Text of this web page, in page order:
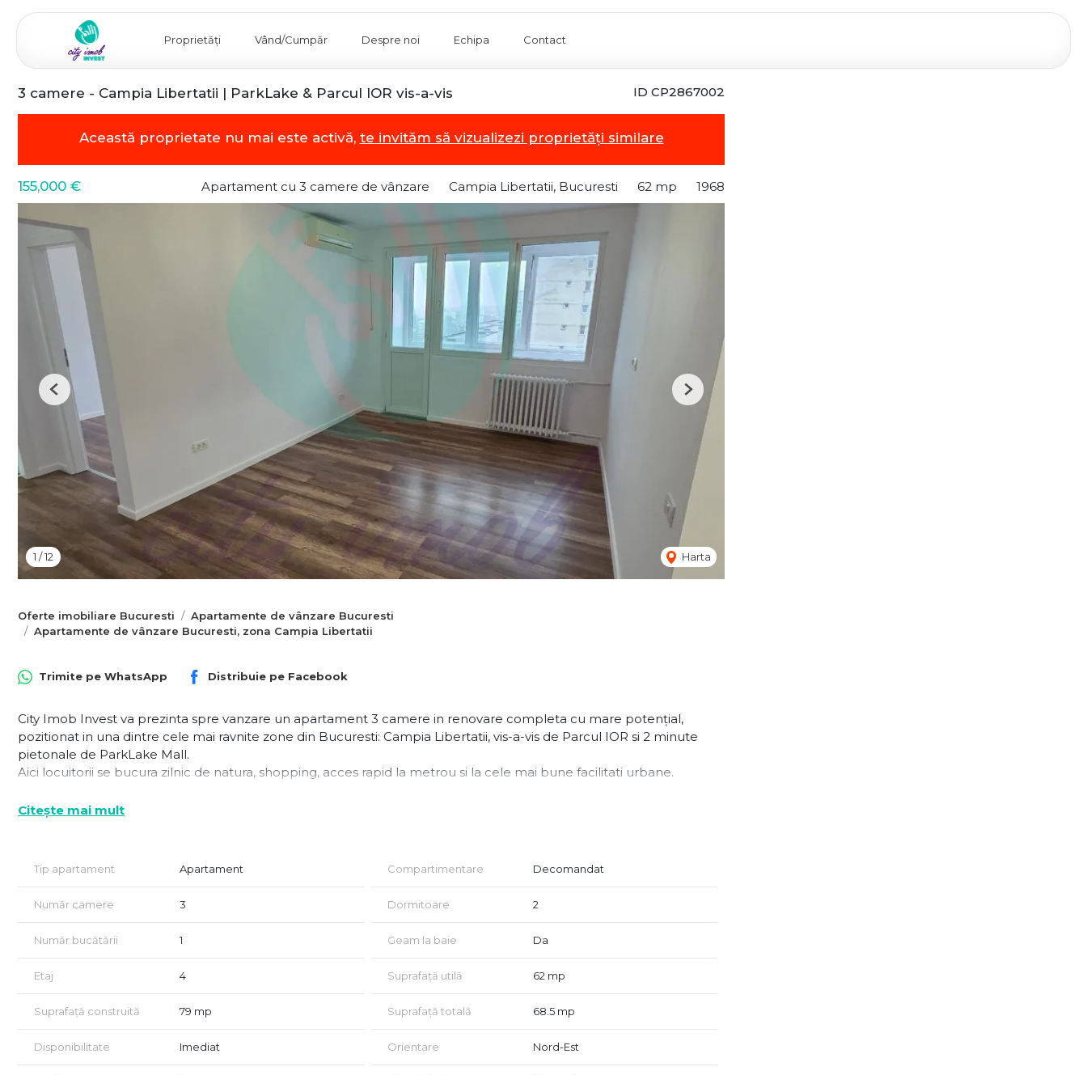
Proprietăți Vând/Cumpăr Despre noi Echipa Contact
ID CP2867002
3 camere - Campia Libertatii | ParkLake & Parcul IOR vis-a-vis
Această proprietate nu mai este activă, te invităm să vizualizezi proprietăți similare
155,000 € Apartament cu 3 camere de vânzare Campia Libertatii, Bucuresti 62 mp 1968
1 /12 Harta
Previous Next
Oferte imobiliare Bucuresti
Apartamente de vânzare Bucuresti
Apartamente de vânzare Bucuresti, zona Campia Libertatii
Trimite pe WhatsApp Distribuie pe Facebook
City Imob Invest va prezinta spre vanzare un apartament 3 camere in renovare completa cu mare potențial,
pozitionat in una dintre cele mai ravnite zone din Bucuresti: Campia Libertatii, vis-a-vis de Parcul IOR si 2 minute
pietonale de ParkLake Mall.
Aici locuitorii se bucura zilnic de natura, shopping, acces rapid la metrou si la cele mai bune facilitati urbane.
Situat la etajul 8 din 10 intr-un bloc solid, reabilitat termic, cu lift schimbat si scara renovata, apartamentul ofera o
vedere deschisa si lumina naturala pe tot parcursul zilei.
• Instalatii electrice si sanitare complet inlocuite
• Tamplarie interioara noua
• Gresie si faianta noi in bucatarie si baie
Tu vii cu stilul, decorul si energia ta, restul a fost facut impecabil.
Detalii cheie
Citește mai mult
Tip apartament Apartament Compartimentare Decomandat
Număr camere 3 Dormitoare 2
Număr bucătării 1 Geam la baie Da
Etaj 4 Suprafață utilă 62 mp
Suprafață construită 79 mp Suprafață totală 68.5 mp
Disponibilitate Imediat Orientare Nord-Est